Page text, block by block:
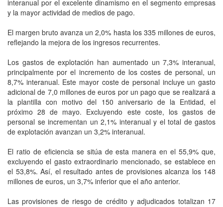
interanual por el excelente dinamismo en el segmento empresas
y la mayor actividad de medios de pago.
El margen bruto avanza un 2,0% hasta los 335 millones de euros,
reflejando la mejora de los ingresos recurrentes.
Los gastos de explotación han aumentado un 7,3% interanual,
principalmente por el incremento de los costes de personal, un
8,7% interanual. Este mayor coste de personal incluye un gasto
adicional de 7,0 millones de euros por un pago que se realizará a
la plantilla con motivo del 150 aniversario de la Entidad, el
próximo 28 de mayo. Excluyendo este coste, los gastos de
personal se incrementan un 2,1% interanual y el total de gastos
de explotación avanzan un 3,2% interanual.
El ratio de eficiencia se sitúa de esta manera en el 55,9% que,
excluyendo el gasto extraordinario mencionado, se establece en
el 53,8%. Así, el resultado antes de provisiones alcanza los 148
millones de euros, un 3,7% inferior que el año anterior.
Las provisiones de riesgo de crédito y adjudicados totalizan 17